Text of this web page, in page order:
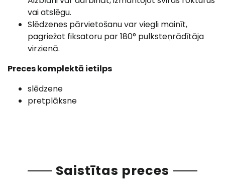
vai atslēgu.
Slēdzenes pārvietošanu var viegli mainīt,
pagriežot fiksatoru par 180° pulksteņrādītāja
virzienā.
Preces komplektā ietilps
slēdzene
pretplāksne
Saistītas preces